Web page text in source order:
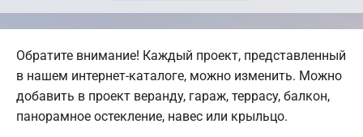
Обратите внимание! Каждый проект, представленный
в нашем интернет-каталоге, можно изменить. Можно
добавить в проект веранду, гараж, террасу, балкон,
панорамное остекление, навес или крыльцо.